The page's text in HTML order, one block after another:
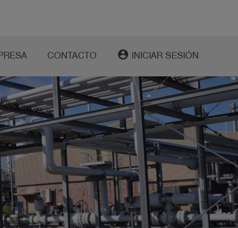
CONTACTO account_circle INICIAR SESIÓN